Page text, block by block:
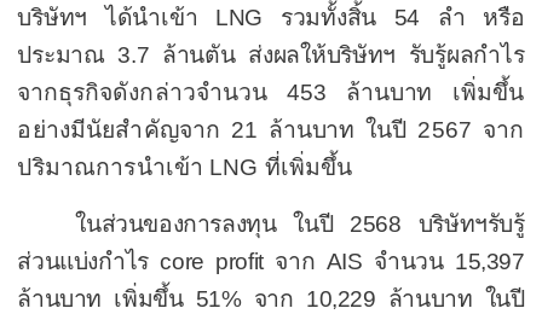
บริษัทฯ ได้นำเข้า LNG รวมทั้งสิ้น 54 ลำ หรือ
ประมาณ 3.7 ล้านตัน ส่งผลให้บริษัทฯ รับรู้ผลกำไร
จากธุรกิจดังกล่าวจำนวน 453 ล้านบาท เพิ่มขึ้น
อย่างมีนัยสำคัญจาก 21 ล้านบาท ในปี 2567 จาก
ปริมาณการนำเข้า LNG ที่เพิ่มขึ้น
ในส่วนของการลงทุน ในปี 2568 บริษัทฯรับรู้
ส่วนแบ่งกำไรcore profitจาก AIS จำนวน15,397
ล้านบาท เพิ่มขึ้น 51%จาก 10,229 ล้านบาท ในปี